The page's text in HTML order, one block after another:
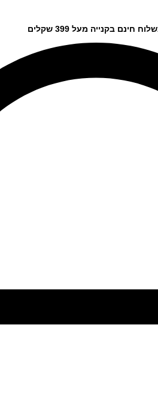
חינם בקנייה מעל 399 שקלים